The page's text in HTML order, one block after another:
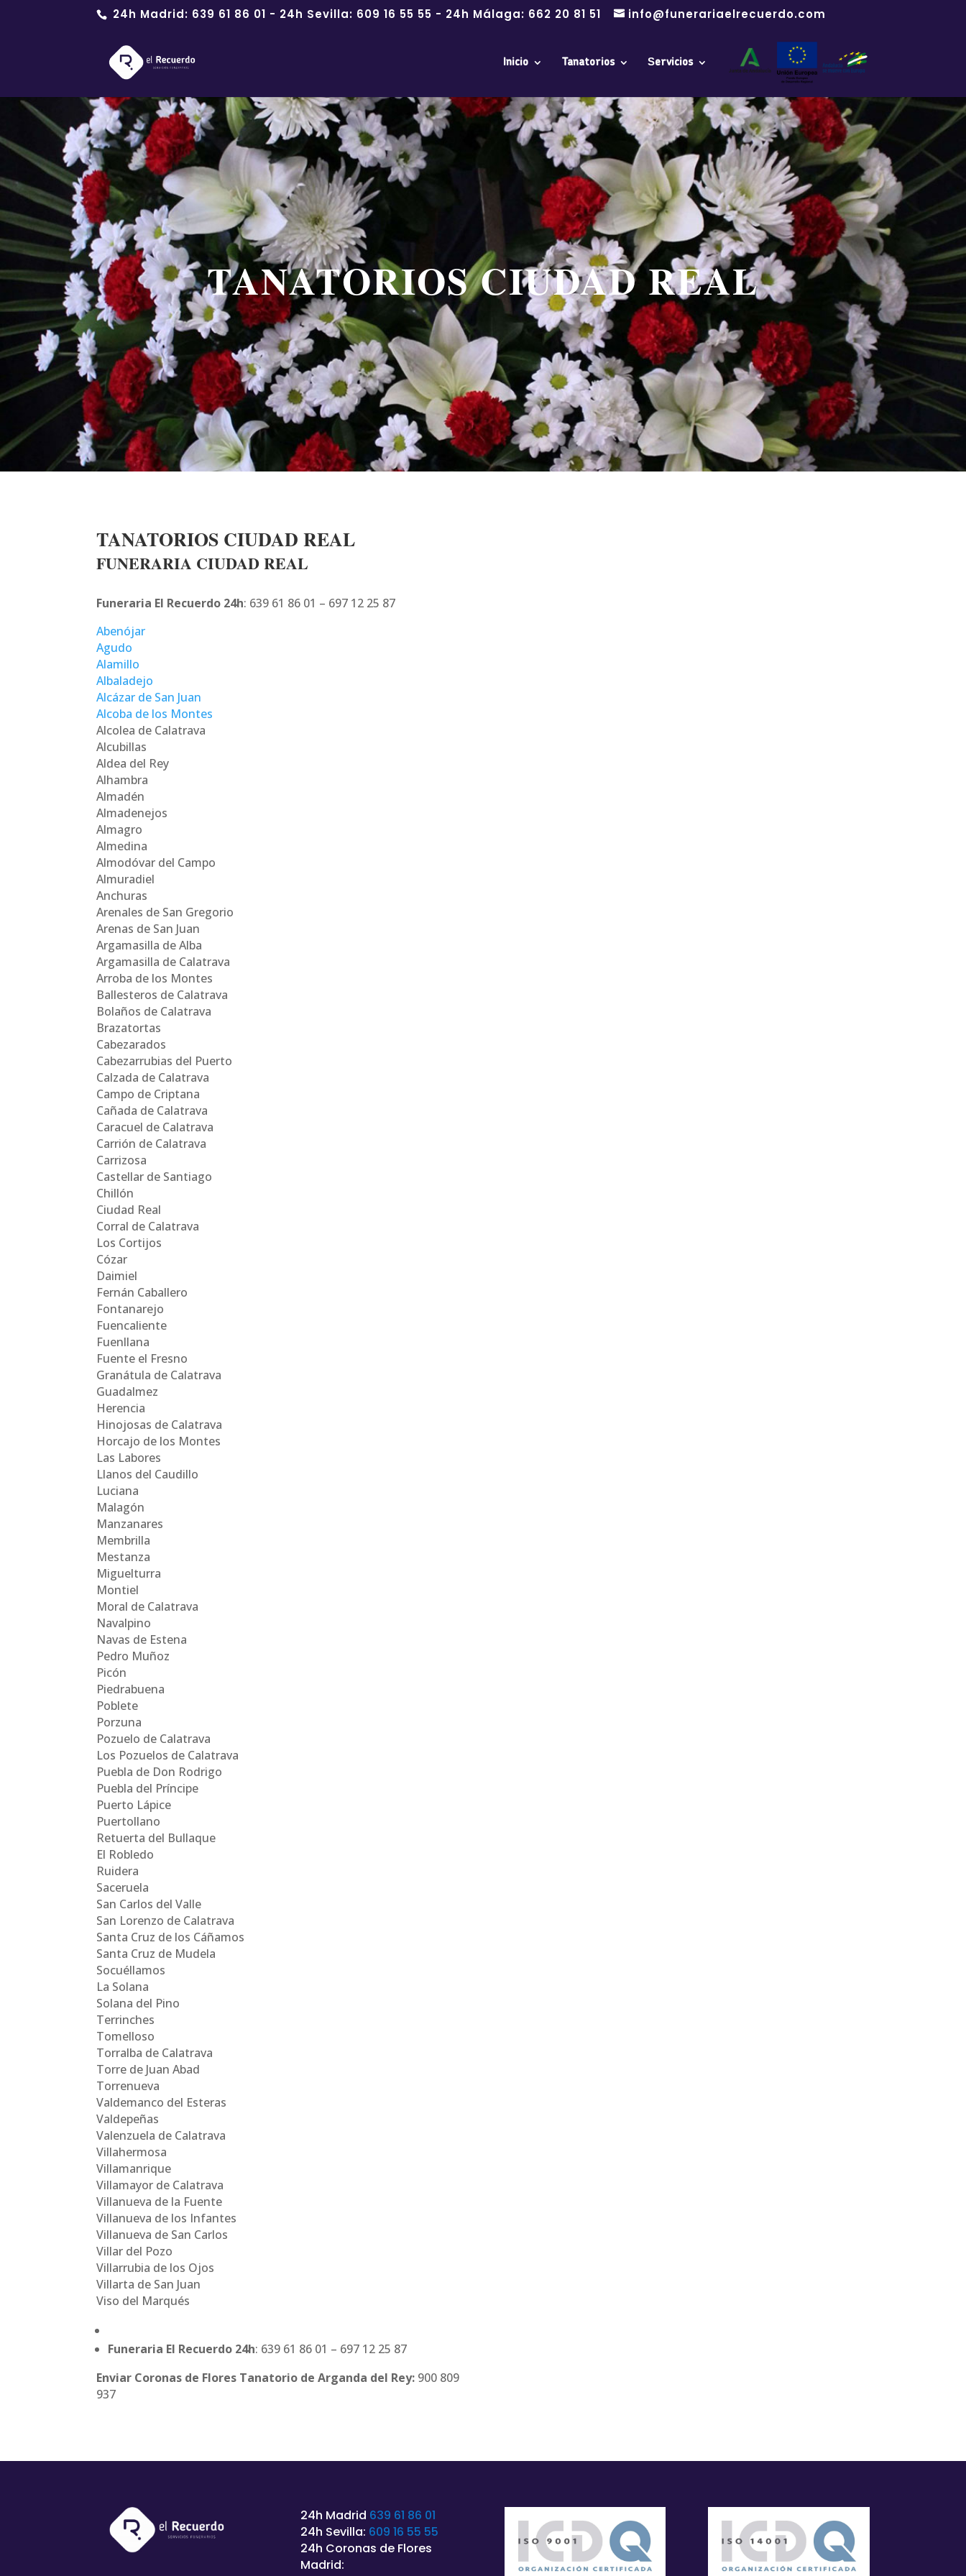
24h Madrid: 639 61 86 01 - 24h Sevilla: 609 16 55 55 - 24h Málaga: 662 20 81 51 info@funerariaelrecuerdo.com
Inicio Tanatorios Servicios
TANATORIOS CIUDAD REAL
TANATORIOS CIUDAD REAL
FUNERARIA CIUDAD REAL
Funeraria El Recuerdo 24h: 639 61 86 01 – 697 12 25 87
Abenójar
Agudo
Alamillo
Albaladejo
Alcázar de San Juan
Alcoba de los Montes
Alcolea de Calatrava
Alcubillas
Aldea del Rey
Alhambra
Almadén
Almadenejos
Almagro
Almedina
Almodóvar del Campo
Almuradiel
Anchuras
Arenales de San Gregorio
Arenas de San Juan
Argamasilla de Alba
Argamasilla de Calatrava
Arroba de los Montes
Ballesteros de Calatrava
Bolaños de Calatrava
Brazatortas
Cabezarados
Cabezarrubias del Puerto
Calzada de Calatrava
Campo de Criptana
Cañada de Calatrava
Caracuel de Calatrava
Carrión de Calatrava
Carrizosa
Castellar de Santiago
Chillón
Ciudad Real
Corral de Calatrava
Los Cortijos
Cózar
Daimiel
Fernán Caballero
Fontanarejo
Fuencaliente
Fuenllana
Fuente el Fresno
Granátula de Calatrava
Guadalmez
Herencia
Hinojosas de Calatrava
Horcajo de los Montes
Las Labores
Llanos del Caudillo
Luciana
Malagón
Manzanares
Membrilla
Mestanza
Miguelturra
Montiel
Moral de Calatrava
Navalpino
Navas de Estena
Pedro Muñoz
Picón
Piedrabuena
Poblete
Porzuna
Pozuelo de Calatrava
Los Pozuelos de Calatrava
Puebla de Don Rodrigo
Puebla del Príncipe
Puerto Lápice
Puertollano
Retuerta del Bullaque
El Robledo
Ruidera
Saceruela
San Carlos del Valle
San Lorenzo de Calatrava
Santa Cruz de los Cáñamos
Santa Cruz de Mudela
Socuéllamos
La Solana
Solana del Pino
Terrinches
Tomelloso
Torralba de Calatrava
Torre de Juan Abad
Torrenueva
Valdemanco del Esteras
Valdepeñas
Valenzuela de Calatrava
Villahermosa
Villamanrique
Villamayor de Calatrava
Villanueva de la Fuente
Villanueva de los Infantes
Villanueva de San Carlos
Villar del Pozo
Villarrubia de los Ojos
Villarta de San Juan
Viso del Marqués
Funeraria El Recuerdo 24h: 639 61 86 01 – 697 12 25 87
Enviar Coronas de Flores Tanatorio de Arganda del Rey: 900 809
937
24h Madrid 639 61 86 01
24h Sevilla: 609 16 55 55
24h Coronas de Flores
Madrid: